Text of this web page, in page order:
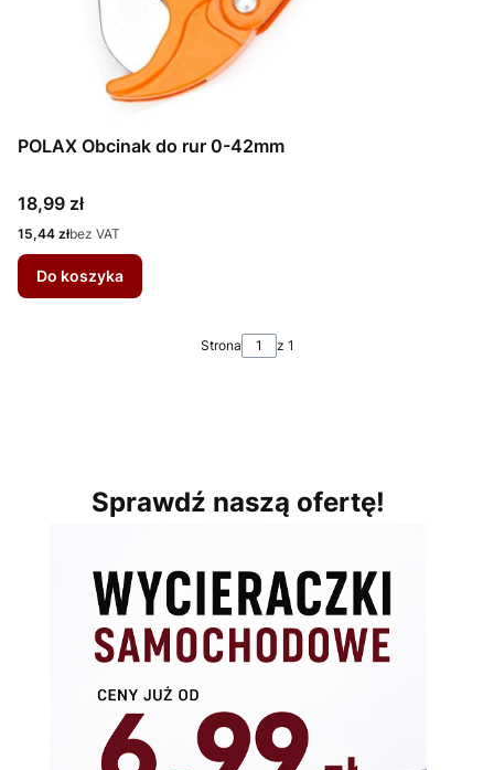
POLAX Obcinak do rur 0-42mm
Cena
18,99 zł
Cena
15,44 złbez VAT
Do koszyka
Strona z 1
Sprawdź naszą ofertę!